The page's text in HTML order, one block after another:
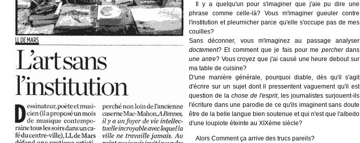
Il y a quelqu'un pour s'imaginer que j'aie pu dire une
phrase comme celle-là? Vous m'imaginer gueuler contre
l'institution et pleurnicher parce qu'elle s'occupe pas de mes
couilles?
Sans déconner, vous m'imaginez au passage analyser
doctement? Et comment que je fais pour me percherdans
une antre? Vous croyez que j'ai causé une heure debout sur
ma table de cuisine?
D'une manière générale, pourquoi diable, dès qu'il s'agit
d'écrire sur un sujet dont il pressentent vaguement qu'il est
question de la chose de l'esprit, les journalistes surjouent-ils
l'écriture dans une parodie de ce qu'ils imaginent sans doute
être de la belle langue bien soutenue et qui n'est que l'albedo
d'une loupiote éteinte au XIXème siècle?
Alors Comment ça arrive des trucs pareils?